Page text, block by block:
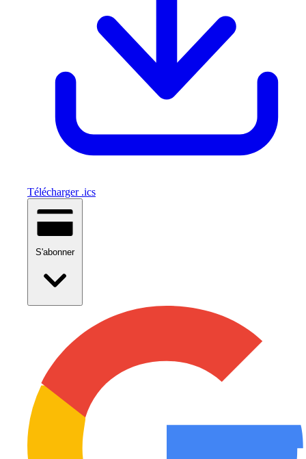
Télécharger .ics
S'abonner